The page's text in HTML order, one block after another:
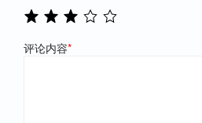
评论内容*